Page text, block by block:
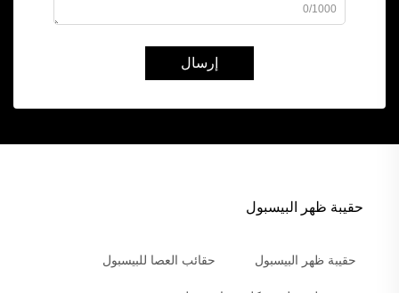
0/1000
إرسال
حقيبة ظهر البيسبول
حقيبة ظهر البيسبول حقائب العصا للبيسبول